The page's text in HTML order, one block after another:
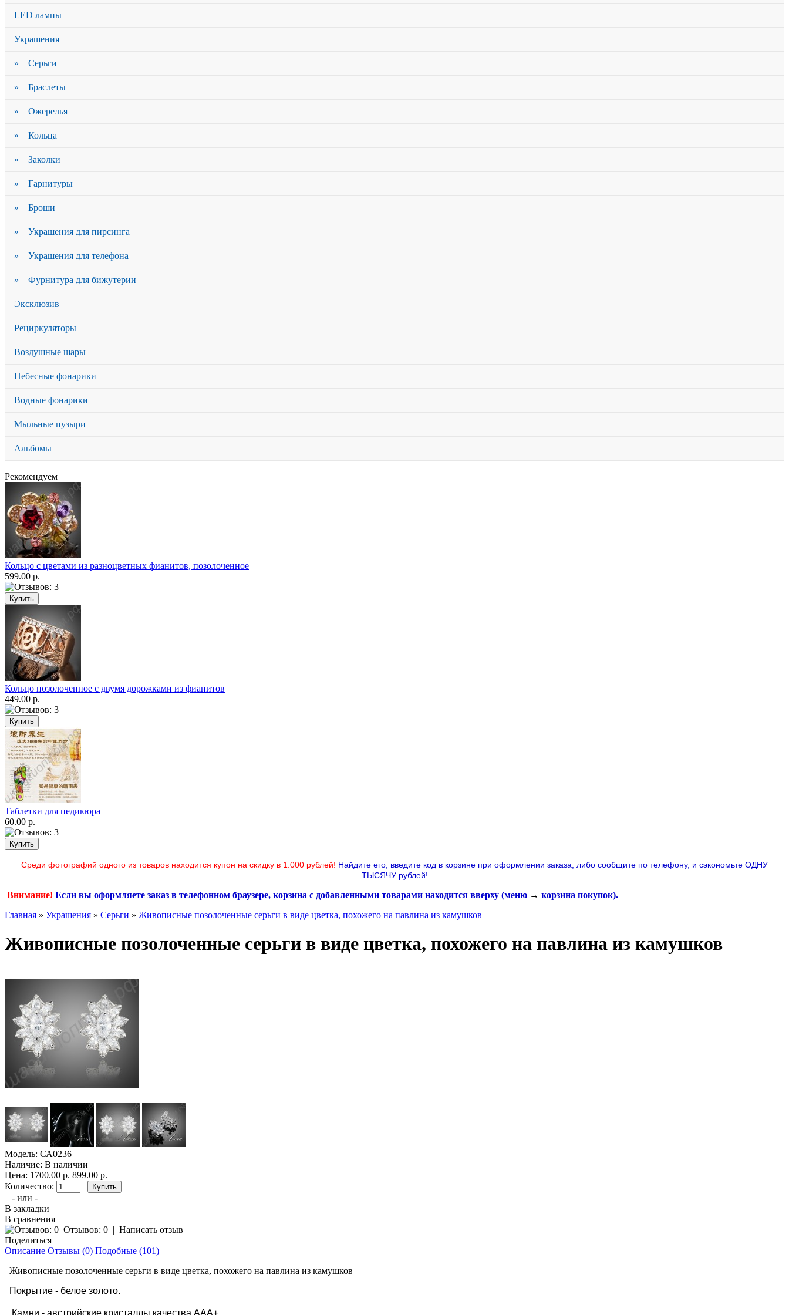
LED лампы
Украшения
» Серьги
» Браслеты
» Ожерелья
» Кольца
» Заколки
» Гарнитуры
» Броши
» Украшения для пирсинга
» Украшения для телефона
» Фурнитура для бижутерии
Эксклюзив
Рециркуляторы
Воздушные шары
Небесные фонарики
Водные фонарики
Мыльные пузыри
Альбомы
Рекомендуем
Кольцо с цветами из разноцветных фианитов, позолоченное
599.00 р.
Кольцо позолоченное с двумя дорожками из фианитов
449.00 р.
Таблетки для педикюра
60.00 р.
Среди фотографий одного из товаров находится купон на скидку в 1.000 рублей! Найдите его, введите код в корзине при оформлении заказа, либо сообщите по телефону, и сэкономьте ОДНУ
ТЫСЯЧУ рублей!
Внимание! Если вы оформляете заказ в телефонном браузере, корзина с добавленными товарами находится вверху (меню → корзина покупок).
Главная » Украшения » Серьги » Живописные позолоченные серьги в виде цветка, похожего на павлина из камушков
Живописные позолоченные серьги в виде цветка, похожего на павлина из камушков
Модель: СА0236
Наличие: В наличии
Цена: 1700.00 р. 899.00 р.
Количество:
- или -
В закладки
В сравнения
Отзывов: 0 | Написать отзыв
Поделиться
Описание Отзывы (0) Подобные (101)
Живописные позолоченные серьги в виде цветка, похожего на павлина из камушков
Покрытие - белое золото.